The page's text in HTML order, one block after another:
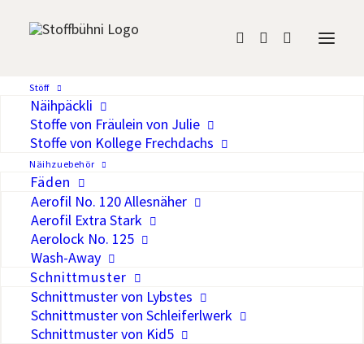
Stöff
Näihpäckli
Stoffe von Fräulein von Julie
Stoffe von Kollege Frechdachs
Näihzuebehör
Fäden
Aerofil No. 120 Allesnäher
Aerofil Extra Stark
Aerolock No. 125
Wash-Away
Schnittmuster
Schnittmuster von Lybstes
Schnittmuster von Schleiferlwerk
Schnittmuster von Kid5
«Lyblingsmantel» (Gr.
56-122) von Lybstes
CHF
Auf die Wunschliste
Der «Lyblingsmantel» hat verspielte
Details, wo geübte Näher:innen ihre
Freude haben.